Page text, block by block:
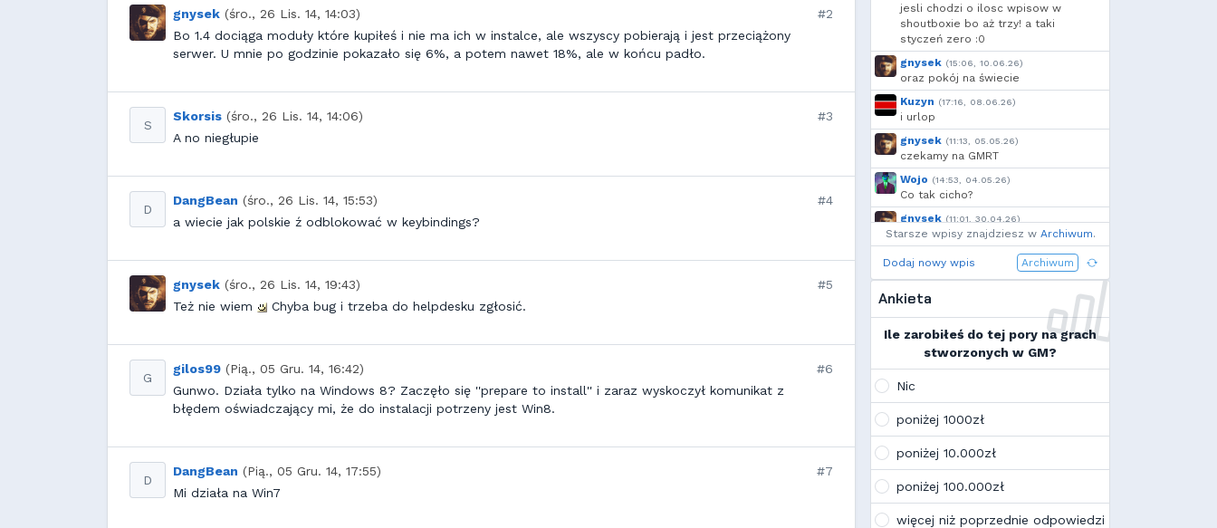
gnysek (śro., 26 Lis. 14, 14:03)
#2
Bo 1.4 dociąga moduły które kupiłeś i nie ma ich w instalce, ale wszyscy pobierają i jest przeciążony
serwer. U mnie po godzinie pokazało się 6%, a potem nawet 18%, ale w końcu padło.
S
Skorsis (śro., 26 Lis. 14, 14:06)
#3
A no niegłupie
D
DangBean (śro., 26 Lis. 14, 15:53)
#4
a wiecie jak polskie ź odblokować w keybindings?
gnysek (śro., 26 Lis. 14, 19:43)
#5
Też nie wiem
Chyba bug i trzeba do helpdesku zgłosić.
G
gilos99 (Pią., 05 Gru. 14, 16:42)
#6
Gunwo. Działa tylko na Windows 8? Zaczęło się ''prepare to install'' i zaraz wyskoczył komunikat z
błędem oświadczający mi, że do instalacji potrzeny jest Win8.
D
DangBean (Pią., 05 Gru. 14, 17:55)
#7
Mi działa na Win7
jesli chodzi o ilosc wpisow w
shoutboxie bo aż trzy! a taki
styczeń zero :0
gnysek (15:06, 10.06.26)
oraz pokój na świecie
Kuzyn (17:16, 08.06.26)
i urlop
gnysek (11:13, 05.05.26)
czekamy na GMRT
Wojo (14:53, 04.05.26)
Co tak cicho?
gnysek (11:01, 30.04.26)
Grill panie, grill.
Wojo
(14:18, 29.04.26)
Jak planujecie spędzić najbliższą
Ja zainstalowałem sobie Linux mint
na swoim laptopie
Wojo
Tak, po zmianach gmclan przeżywa
wskazują, że ten rok będzie rokiem
Linuxa, rokiem odejścia od
discorda na rzecz forów
internetowych
K Kamilek
Ale klimat tu znowu wrócić!
Starsze wpisy znajdziesz w Archiwum.
Dodaj nowy wpis Archiwum
Ankieta
Ile zarobiłeś do tej pory na grach
stworzonych w GM?
Nic
poniżej 1000zł
poniżej 10.000zł
poniżej 100.000zł
więcej niż poprzednie odpowiedzi